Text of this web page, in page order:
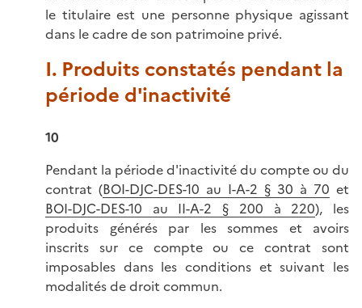
le titulaire est une personne physique agissant
dans le cadre de son patrimoine privé.
I. Produits constatés pendant la
période d'inactivité
10
Pendant la période d'inactivité du compte ou du
contrat (BOI-DJC-DES-10 au I-A-2 § 30 à 70 et
BOI-DJC-DES-10 au II-A-2 § 200 à 220), les
produits générés par les sommes et avoirs
inscrits sur ce compte ou ce contrat sont
imposables dans les conditions et suivant les
modalités de droit commun.